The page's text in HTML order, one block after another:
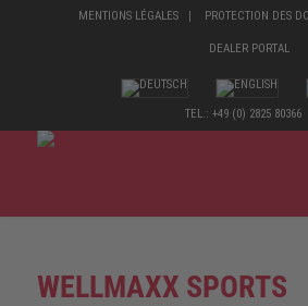
MENTIONS LÉGALES PROTECTION DES
DEALER PORTAL
TEL.: +49 (0) 2825 80366
WELLMAXX SPORTS